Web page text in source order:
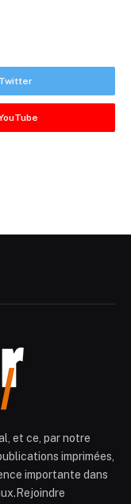
Twitter
et ce, par notre
imprimées,
importante dans